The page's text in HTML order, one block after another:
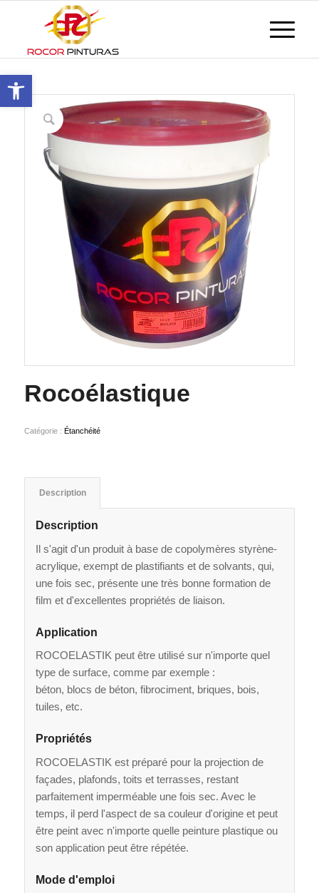
Ouvrir la barre d'outils
Rocoélastique
Catégorie : Étanchéité
Description
Description
Il s'agit d'un produit à base de copolymères styrène-
acrylique, exempt de plastifiants et de solvants, qui,
une fois sec, présente une très bonne formation de
film et d'excellentes propriétés de liaison.
Application
ROCOELASTIK peut être utilisé sur n'importe quel
type de surface, comme par exemple :
béton, blocs de béton, fibrociment, briques, bois,
tuiles, etc.
Propriétés
ROCOELASTIK est préparé pour la projection de
façades, plafonds, toits et terrasses, restant
parfaitement imperméable une fois sec. Avec le
temps, il perd l'aspect de sa couleur d'origine et peut
être peint avec n'importe quelle peinture plastique ou
son application peut être répétée.
Mode d'emploi